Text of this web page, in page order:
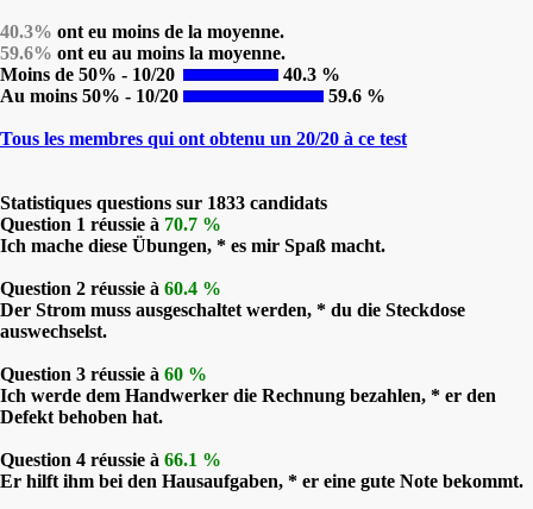
40.3% ont eu moins de la moyenne.
59.6% ont eu au moins la moyenne.
Moins de 50% - 10/20
40.3 %
Au moins 50% - 10/20
59.6 %
Tous les membres qui ont obtenu un 20/20 à ce test
Statistiques questions sur 1833 candidats
Question 1 réussie à 70.7 %
Ich mache diese Übungen, * es mir Spaß macht.
Question 2 réussie à 60.4 %
Der Strom muss ausgeschaltet werden, * du die Steckdose
auswechselst.
Question 3 réussie à 60 %
Ich werde dem Handwerker die Rechnung bezahlen, * er den
Defekt behoben hat.
Question 4 réussie à 66.1 %
Er hilft ihm bei den Hausaufgaben, * er eine gute Note bekommt.